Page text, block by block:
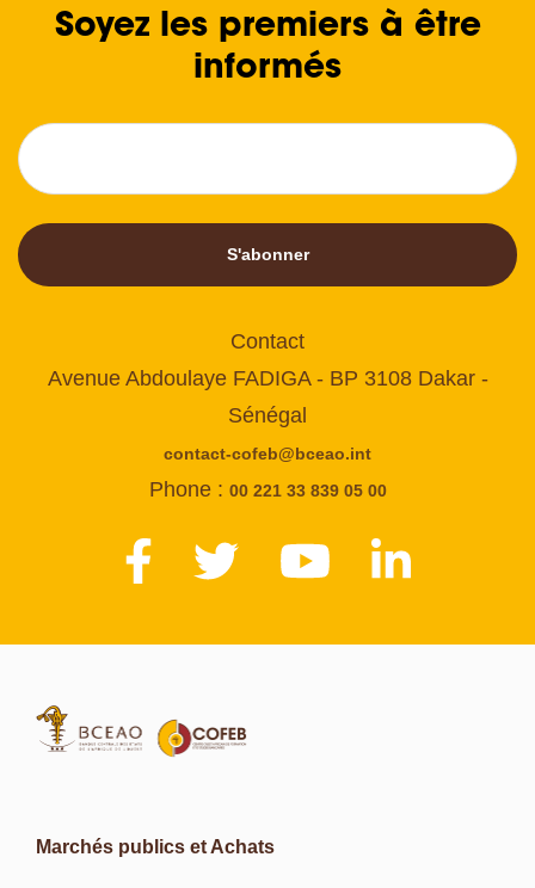
Soyez les premiers à être
informés
S'abonner
Contact
Avenue Abdoulaye FADIGA - BP 3108 Dakar -
Sénégal
contact-cofeb@bceao.int
Phone : 00 221 33 839 05 00
Marchés publics et Achats